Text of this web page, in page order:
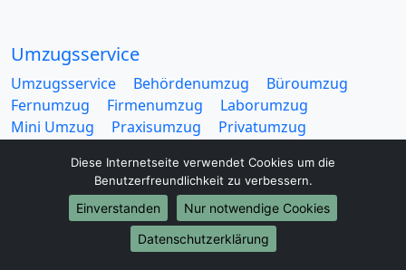
Umzugsservice
Umzugsservice Behördenumzug
Büroumzug
Fernumzug
Firmenumzug
Laborumzug
Mini Umzug
Praxisumzug
Privatumzug
Entrümpelung
Halteverbotszone
Klaviertransport
Möbellift
Haushaltsauflösung
Möbeltaxi
Möbelmitfahrzentrale
Umzugskartons
Diese Internetseite verwendet Cookies um die
Benutzerfreundlichkeit zu verbessern.
Einverstanden
Nur notwendige Cookies
Datenschutzerklärung